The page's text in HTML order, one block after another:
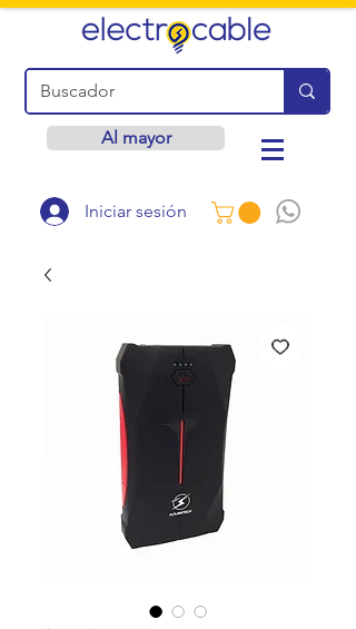
Al mayor
Iniciar sesión